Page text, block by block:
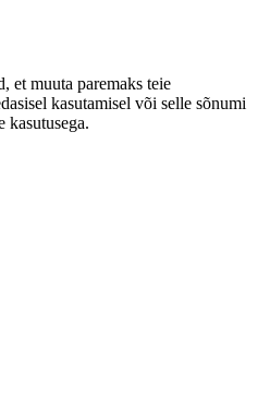
et muuta paremaks teie
kasutamisel või selle sõnumi
kasutusega.